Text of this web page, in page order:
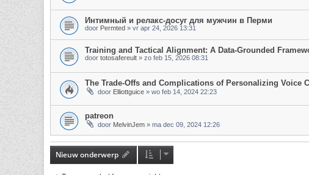
Интимный и релакс-досуг для мужчин в Перми
door Permted » vr apr 24, 2026 13:31
Training and Tactical Alignment: A Data-Grounded
door totosafereult » zo feb 15, 2026 08:31
The Trade-Offs and Complications of Personalizing Voice
door Elliottguice » wo feb 14, 2024 22:23
patreon
door MelvinJem » ma dec 09, 2024 12:26
Nieuw onderwerp